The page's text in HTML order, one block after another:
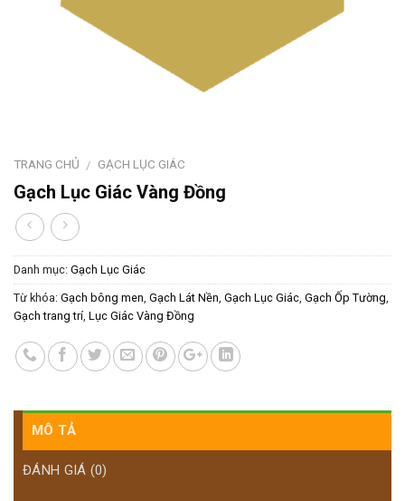
TRANG CHỦ / GẠCH LỤC GIÁC
Gạch Lục Giác Vàng Đồng
Danh mục: Gạch Lục Giác
Từ khóa: Gạch bông men, Gạch Lát Nền, Gạch Lục Giác, Gạch Ốp Tường,
Gạch trang trí, Lục Giác Vàng Đồng
MÔ TẢ
ĐÁNH GIÁ (0)